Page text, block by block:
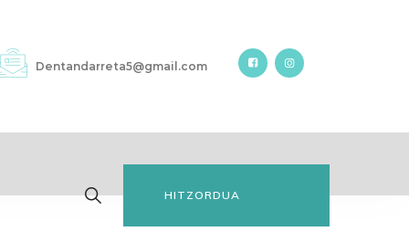
Dentandarreta5@gmail.com
HITZORDUA